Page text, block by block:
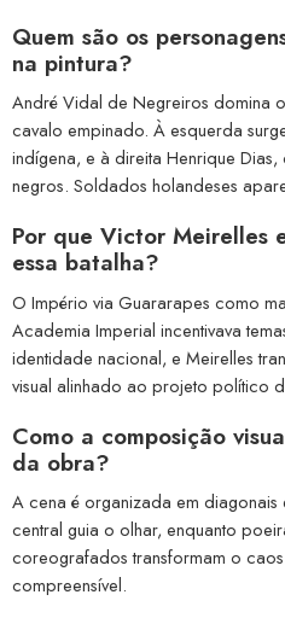
Quem são os
na pintura?
André Vidal de Negreiros domina
cavalo empinado. À esquerda
indígena, e à direita Henrique
negros. Soldados holandeses
Por que Victor Meirelles
essa batalha?
O Império via Guararapes como
Academia Imperial incentivava
identidade nacional, e Meirelles
visual alinhado ao projeto político
Como a composição
da obra?
A cena é organizada em diagonais
central guia o olhar, enquanto
coreografados transformam o
compreensível.